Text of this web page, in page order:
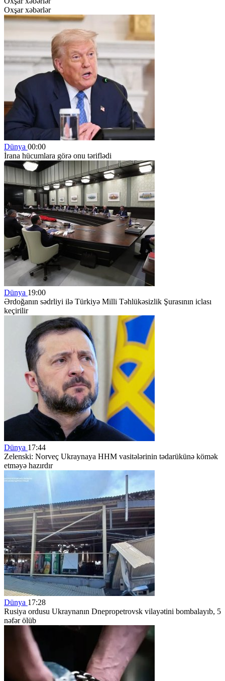
Oxşar xəbərlər
Dünya 00:00
İrana hücumlara görə onu təriflədi
Dünya 19:00
Ərdoğanın sədrliyi ilə Türkiyə Milli Təhlükəsizlik Şurasının iclası
keçirilir
Dünya 17:44
Zelenski: Norveç Ukraynaya HHM vasitələrinin tədarükünə kömək
etməyə hazırdır
Dünya 17:28
Rusiya ordusu Ukraynanın Dnepropetrovsk vilayətini bombalayıb, 5
nəfər ölüb